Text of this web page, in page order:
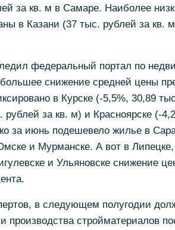
за кв. м в Самаре. Наиболее
в Казани (37 тыс. рублей за кв.
федеральный портал по
снижение средней цены
в Курске (-5,5%, 30,89
за кв. м) и Красноярске (-
за июнь подешевело жилье в
и Мурманске. А вот в Липецке,
и Ульяновске снижение
в следующем полугодии
стройматериалов